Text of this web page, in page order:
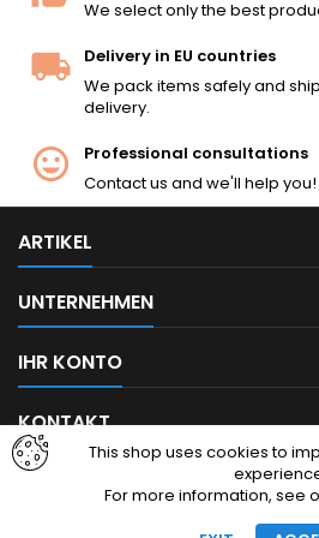
We select only the best
Delivery in EU countries
We pack items safely and
delivery.
Professional consultations
Contact us and we'll help you!
ARTIKEL
UNTERNEHMEN
IHR KONTO
KONTAKT
This shop uses cookies to
For more information, see